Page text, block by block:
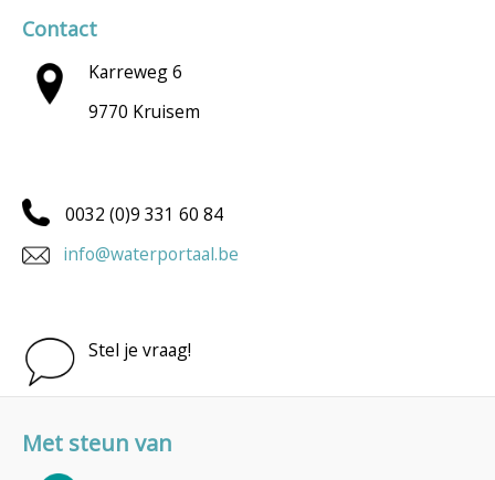
Contact
Karreweg 6
9770 Kruisem
0032 (0)9 331 60 84
info@waterportaal.be
Stel je vraag!
Met steun van